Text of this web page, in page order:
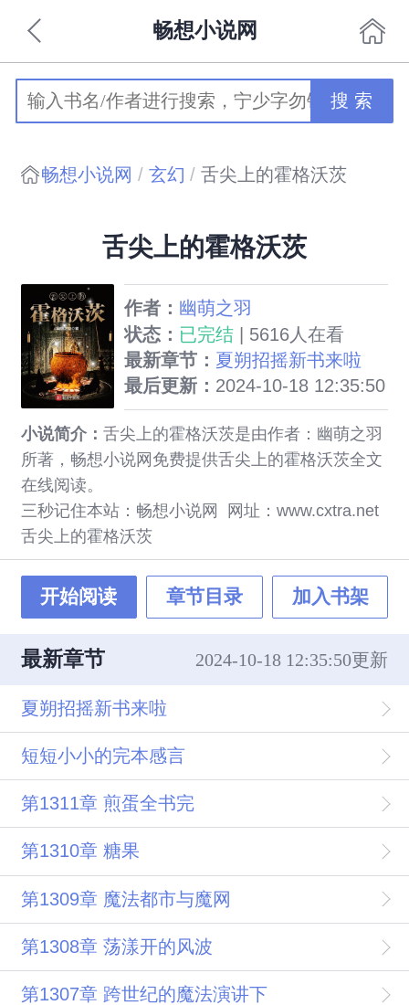
畅想小说网
搜 索
畅想小说网 玄幻 舌尖上的霍格沃茨
舌尖上的霍格沃茨
作者： 幽萌之羽
状态： 已完结 | 5616人在看
最新章节： 夏朔招摇新书来啦
最后更新： 2024-10-18 12:35:50
小说简介： 舌尖上的霍格沃茨是由作者：幽萌之羽
所著，畅想小说网免费提供舌尖上的霍格沃茨全文
在线阅读。
三秒记住本站：畅想小说网 网址：www.cxtra.net
舌尖上的霍格沃茨
开始阅读 章节目录 加入书架
最新章节 2024-10-18 12:35:50更新
夏朔招摇新书来啦
短短小小的完本感言
第1311章 煎蛋全书完
第1310章 糖果
第1309章 魔法都市与魔网
第1308章 荡漾开的风波
第1307章 跨世纪的魔法演讲下